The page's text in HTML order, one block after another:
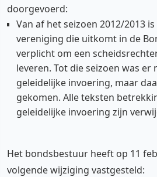
doorgevoerd:
Van af het seizoen 2012/2013
vereniging die uitkomt in de
verplicht om een
leveren. Tot die seizoen was er
geleidelijke invoering, maar
gekomen. Alle teksten
geleidelijke invoering zijn
Het bondsbestuur heeft op 11
volgende wijziging vastgesteld: